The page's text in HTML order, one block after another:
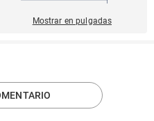
Mostrar en pulgadas